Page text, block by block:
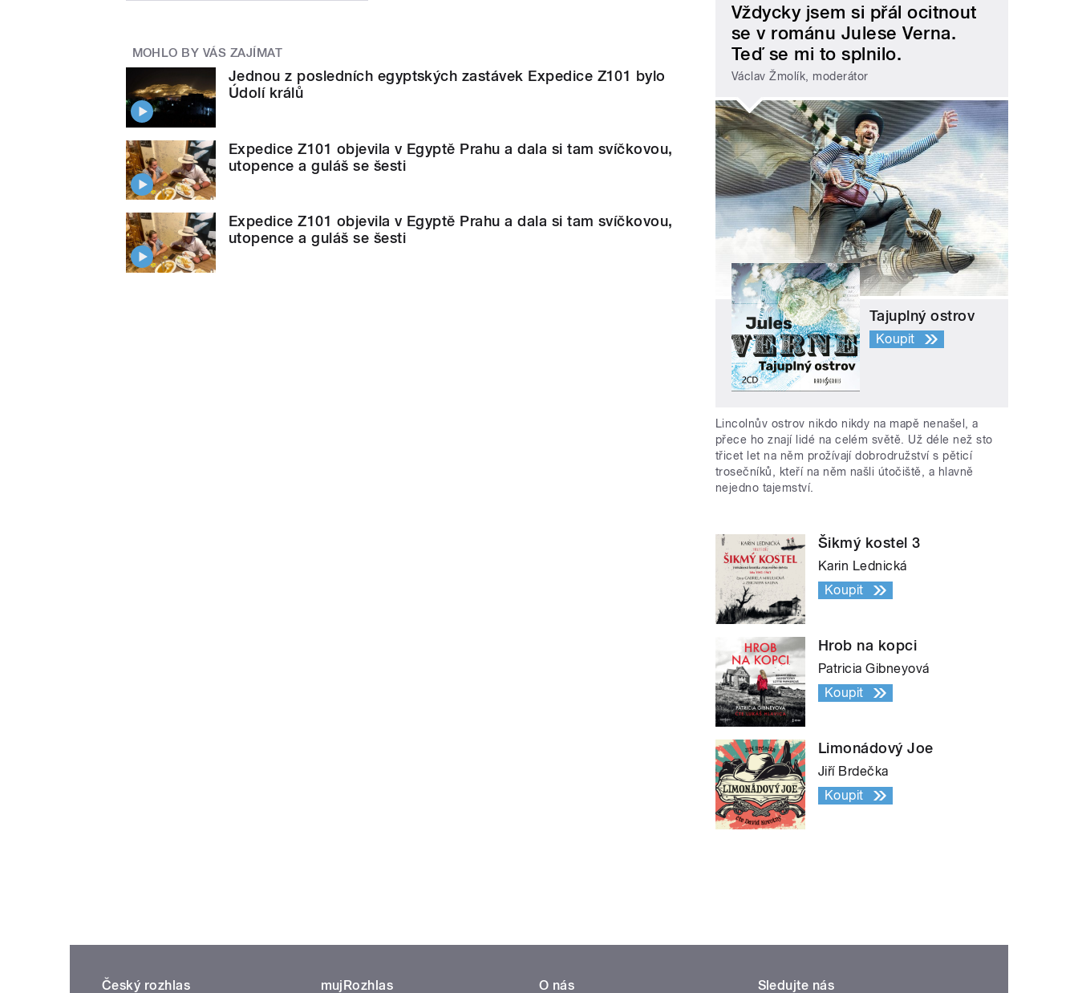
MOHLO BY VÁS ZAJÍMAT
Jednou z posledních egyptských zastávek Expedice Z101 bylo
Údolí králů
Expedice Z101 objevila v Egyptě Prahu a dala si tam svíčkovou,
utopence a guláš se šesti
Expedice Z101 objevila v Egyptě Prahu a dala si tam svíčkovou,
utopence a guláš se šesti
Vždycky jsem si přál ocitnout
se v románu Julese Verna.
Teď se mi to splnilo.
Václav Žmolík, moderátor
Tajuplný ostrov
Koupit
Lincolnův ostrov nikdo nikdy na mapě nenašel, a
přece ho znají lidé na celém světě. Už déle než sto
třicet let na něm prožívají dobrodružství s pěticí
trosečníků, kteří na něm našli útočiště, a hlavně
nejedno tajemství.
Šikmý kostel 3
Karin Lednická
Koupit
Hrob na kopci
Patricia Gibneyová
Koupit
Limonádový Joe
Jiří Brdečka
Koupit
Český rozhlas mujRozhlas O nás Sledujte nás